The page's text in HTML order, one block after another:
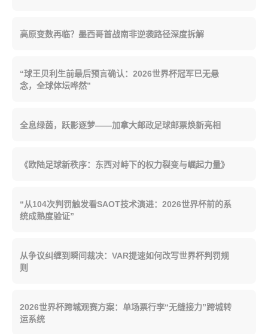
高原变数再临？墨西哥首战南非逆袭路径深度拆解
“球王贝利生前最后预言确认：2026世界杯冠军已无悬
念，全球体坛哗然”
全息绿茵，跃影逐梦——加拿大邮政足球邮票焕新亮相
《欧陆足球新秩序：东西对峙下的权力裂变与崛起力量》
“从104次判罚触发看SAOT技术演进：2026世界杯前的系
统成熟度验证”
从争议纠缠到瞬间裁决：VAR提速如何改写世界杯判罚规
则
2026世界杯跨城观赛方案：单场票行李“无缝接力”跨城转
运系统